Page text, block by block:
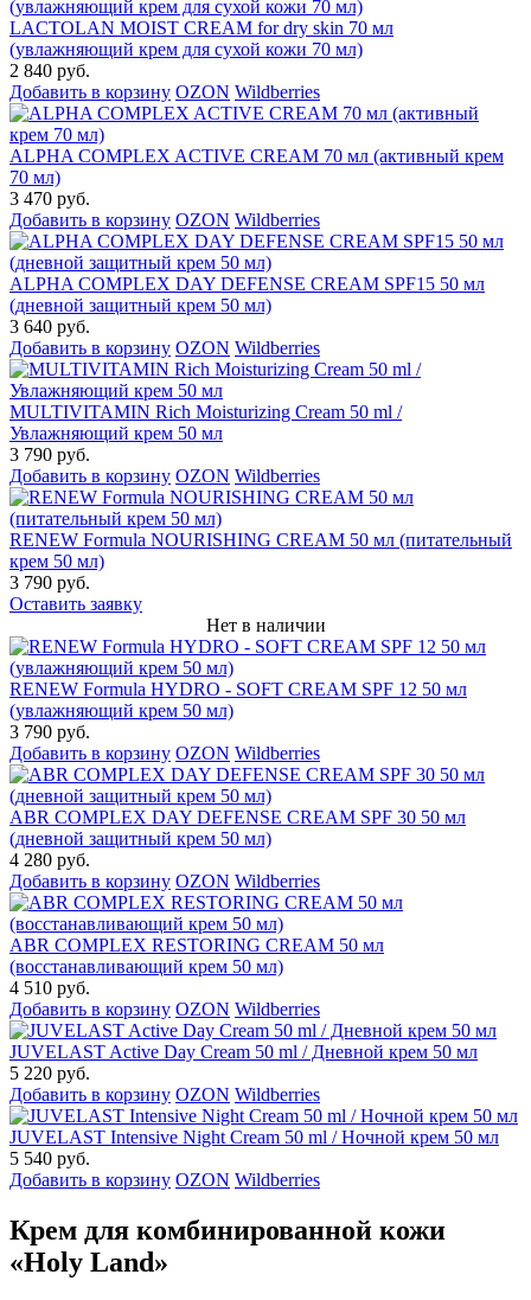
LACTOLAN MOIST CREAM for dry skin 70 мл
(увлажняющий крем для сухой кожи 70 мл)
2 840 руб.
Добавить в корзину OZON Wildberries
ALPHA COMPLEX ACTIVE CREAM 70 мл (активный крем
70 мл)
3 470 руб.
Добавить в корзину OZON Wildberries
ALPHA COMPLEX DAY DEFENSE CREAM SPF15 50 мл
(дневной защитный крем 50 мл)
3 640 руб.
Добавить в корзину OZON Wildberries
MULTIVITAMIN Rich Moisturizing Cream 50 ml /
Увлажняющий крем 50 мл
3 790 руб.
Добавить в корзину OZON Wildberries
RENEW Formula NOURISHING CREAM 50 мл (питательный
крем 50 мл)
3 790 руб.
Оставить заявку
Нет в наличии
RENEW Formula HYDRO - SOFT CREAM SPF 12 50 мл
(увлажняющий крем 50 мл)
3 790 руб.
Добавить в корзину OZON Wildberries
ABR COMPLEX DAY DEFENSE CREAM SPF 30 50 мл
(дневной защитный крем 50 мл)
4 280 руб.
Добавить в корзину OZON Wildberries
ABR COMPLEX RESTORING CREAM 50 мл
(восстанавливающий крем 50 мл)
4 510 руб.
Добавить в корзину OZON Wildberries
JUVELAST Active Day Cream 50 ml / Дневной крем 50 мл
5 220 руб.
Добавить в корзину OZON Wildberries
JUVELAST Intensive Night Cream 50 ml / Ночной крем 50 мл
5 540 руб.
Добавить в корзину OZON Wildberries
Крем для комбинированной кожи
«Holy Land»